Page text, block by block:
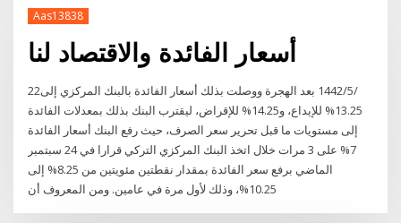
Aas13838
أسعار الفائدة والاقتصاد لنا
22‏‏/5‏‏/1442 بعد الهجرة ووصلت بذلك أسعار الفائدة بالبنك المركزي إلى
13.25% للإيداع، و14.25% للإقراض، ليقترب البنك بذلك بمعدلات الفائدة
إلى مستويات ما قبل تحرير سعر الصرف، حيث رفع البنك أسعار الفائدة
7% على 3 مرات خلال اتخذ البنك المركزي التركي قرارا في 24 سبتمبر
الماضي برفع سعر الفائدة بمقدار نقطتين مئويتين من 8.25% إلى
10.25%، وذلك لأول مرة في عامين. ومن المعروف أن